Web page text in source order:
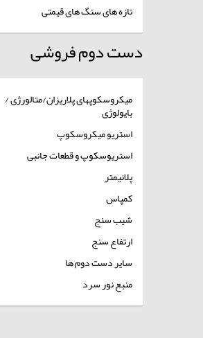
تازه های سنگ های قیمتی
دست دوم فروشی
میکروسکوپهای پلاریزان/متالورژی /
بایولوژی
استریو میکروسکوپ
استریوسکوپ و قطعات جانبی
پلانیمتر
کمپاس
شیب سنج
ارتفاع سنج
سایر دست دوم ها
منبع نور سرد